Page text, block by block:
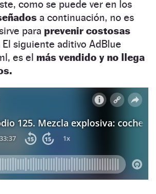
como se puede ver en los
a continuación, no es
para prevenir costosas
El siguiente aditivo AdBlue
es el más vendido y no llega